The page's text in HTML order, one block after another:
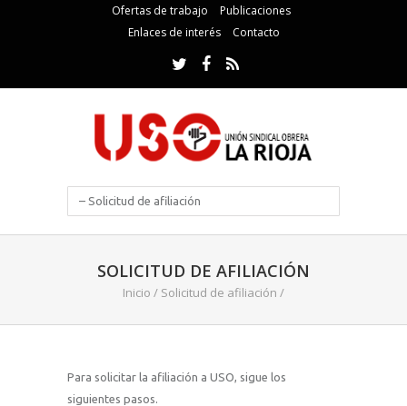
Ofertas de trabajo
Publicaciones
Enlaces de interés
Contacto
SOLICITUD DE AFILIACIÓN
Inicio / Solicitud de afiliación /
Para solicitar la afiliación a USO, sigue los
siguientes pasos.